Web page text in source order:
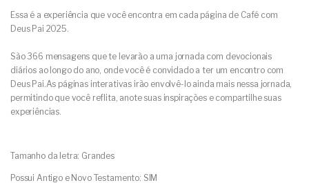
Essa é a experiência que você encontra em cada página de Café com
Deus Pai 2025.
São 366 mensagens que te levarão a uma jornada com devocionais
diários ao longo do ano, onde você é convidado a ter um encontro com
Deus Pai.As páginas interativas irão envolvê-lo ainda mais nessa jornada,
permitindo que você reflita, anote suas inspirações e compartilhe suas
experiências.
Tamanho da letra: Grandes
Possui Antigo e Novo Testamento: SIM